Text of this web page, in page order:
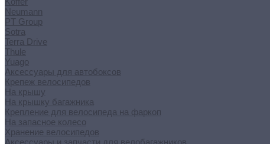
Neumann
PT Group
Sotra
Terra Drive
Thule
Yuago
Аксессуары для автобоксов
Крепеж велосипедов
На крышу
На крышку багажника
Крепление для велосипеда на фаркоп
На запасное колесо
Хранение велосипедов
Аксессуары и запчасти для велобагажников